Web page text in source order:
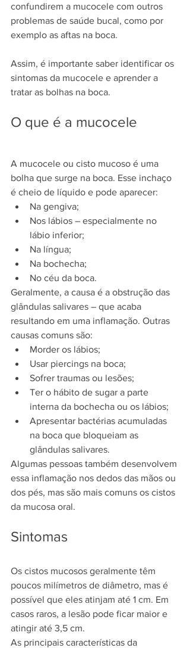
confundirem a mucocele com outros
problemas de saúde bucal, como por
exemplo as aftas na boca.
Assim, é importante saber identificar os
sintomas da mucocele e aprender a
tratar as bolhas na boca.
O que é a mucocele
A mucocele ou cisto mucoso é uma
bolha que surge na boca. Esse inchaço
é cheio de líquido e pode aparecer:
Na gengiva;
Nos lábios – especialmente no
lábio inferior;
Na língua;
Na bochecha;
No céu da boca.
Geralmente, a causa é a obstrução das
glândulas salivares – que acaba
resultando em uma inflamação. Outras
causas comuns são:
Morder os lábios;
Usar piercings na boca;
Sofrer traumas ou lesões;
Ter o hábito de sugar a parte
interna da bochecha ou os lábios;
Apresentar bactérias acumuladas
na boca que bloqueiam as
glândulas salivares.
Algumas pessoas também desenvolvem
essa inflamação nos dedos das mãos ou
dos pés, mas são mais comuns os cistos
da mucosa oral.
Sintomas
Os cistos mucosos geralmente têm
poucos milímetros de diâmetro, mas é
possível que eles atinjam até 1 cm. Em
casos raros, a lesão pode ficar maior e
atingir até 3,5 cm.
As principais características da